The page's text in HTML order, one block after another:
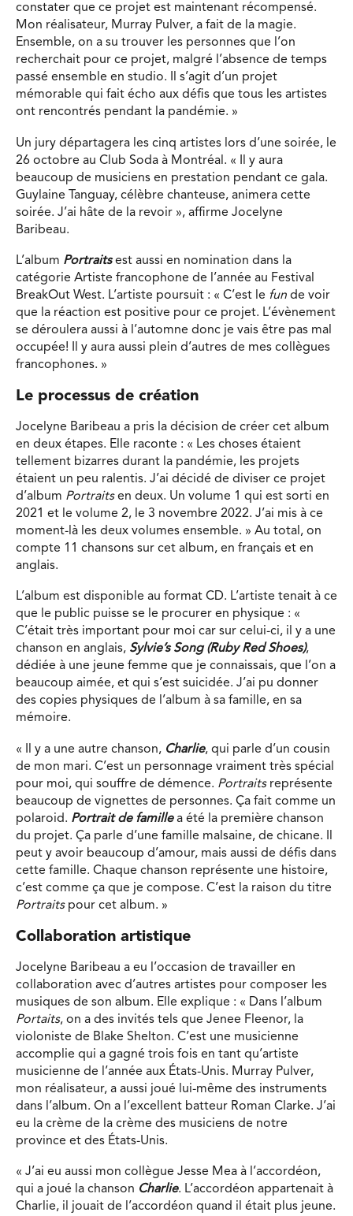
constater que ce projet est maintenant récompensé.
Mon réalisateur, Murray Pulver, a fait de la magie.
Ensemble, on a su trouver les personnes que l’on
recherchait pour ce projet, malgré l’absence de temps
passé ensemble en studio. Il s’agit d’un projet
mémorable qui fait écho aux défis que tous les artistes
ont rencontrés pendant la pandémie. »
Un jury départagera les cinq artistes lors d’une soirée, le
26 octobre au Club Soda à Montréal. « Il y aura
beaucoup de musiciens en prestation pendant ce gala.
Guylaine Tanguay, célèbre chanteuse, animera cette
soirée. J’ai hâte de la revoir », affirme Jocelyne
Baribeau.
L’album Portraitsest aussi en nomination dans la
catégorie Artiste francophone de l’année au Festival
BreakOut West. L’artiste poursuit : « C’est le fun de voir
que la réaction est positive pour ce projet. L’évènement
se déroulera aussi à l’automne donc je vais être pas mal
occupée! Il y aura aussi plein d’autres de mes collègues
francophones. »
Le processus de création
Jocelyne Baribeau a pris la décision de créer cet album
en deux étapes. Elle raconte : « Les choses étaient
tellement bizarres durant la pandémie, les projets
étaient un peu ralentis. J’ai décidé de diviser ce projet
d’album Portraitsen deux. Un volume 1 qui est sorti en
2021 et le volume 2, le 3 novembre 2022. J’ai mis à ce
moment-là les deux volumes ensemble. » Au total, on
compte 11 chansons sur cet album, en français et en
anglais.
L’album est disponible au format CD. L’artiste tenait à ce
que le public puisse se le procurer en physique : «
C’était très important pour moi car sur celui-ci, il y a une
chanson en anglais, Sylvie’s Song (Ruby Red Shoes),
dédiée à une jeune femme que je connaissais, que l’on a
beaucoup aimée, et qui s’est suicidée. J’ai pu donner
des copies physiques de l’album à sa famille, en sa
mémoire.
« Il y a une autre chanson, Charlie, qui parle d’un cousin
de mon mari. C’est un personnage vraiment très spécial
pour moi, qui souffre de démence. Portraits représente
beaucoup de vignettes de personnes. Ça fait comme un
polaroid. Portrait de famillea été la première chanson
du projet. Ça parle d’une famille malsaine, de chicane. Il
peut y avoir beaucoup d’amour, mais aussi de défis dans
cette famille. Chaque chanson représente une histoire,
c’est comme ça que je compose. C’est la raison du titre
Portraits pour cet album. »
Collaboration artistique
Jocelyne Baribeau a eu l’occasion de travailler en
collaboration avec d’autres artistes pour composer les
musiques de son album. Elle explique : « Dans l’album
Portaits, on a des invités tels que Jenee Fleenor, la
violoniste de Blake Shelton. C’est une musicienne
accomplie qui a gagné trois fois en tant qu’artiste
musicienne de l’année aux États-Unis. Murray Pulver,
mon réalisateur, a aussi joué lui-même des instruments
dans l’album. On a l’excellent batteur Roman Clarke. J’ai
eu la crème de la crème des musiciens de notre
province et des États-Unis.
« J’ai eu aussi mon collègue Jesse Mea à l’accordéon,
qui a joué la chanson Charlie. L’accordéon appartenait à
Charlie, il jouait de l’accordéon quand il était plus jeune.